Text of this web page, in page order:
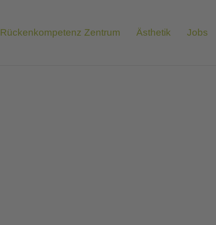
Rückenkompetenz Zentrum Ästhetik Jobs